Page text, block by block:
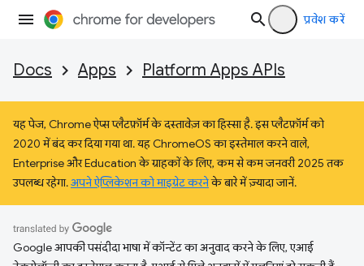
प्रवेश करें
Docs Apps Platform Apps APIs
यह पेज, Chrome ऐप्स प्लैटफ़ॉर्म के दस्तावेज़ का हिस्सा है. इस प्लैटफ़ॉर्म को
2020 में बंद कर दिया गया था. यह ChromeOS का इस्तेमाल करने वाले,
Enterprise और Education के ग्राहकों के लिए, कम से कम जनवरी 2025 तक
उपलब्ध रहेगा.अपने ऐप्लिकेशन को माइग्रेट करनेके बारे में ज़्यादा जानें.
Google आपकी पसंदीदा भाषा में कॉन्टेंट का अनुवाद करने के लिए, एआई